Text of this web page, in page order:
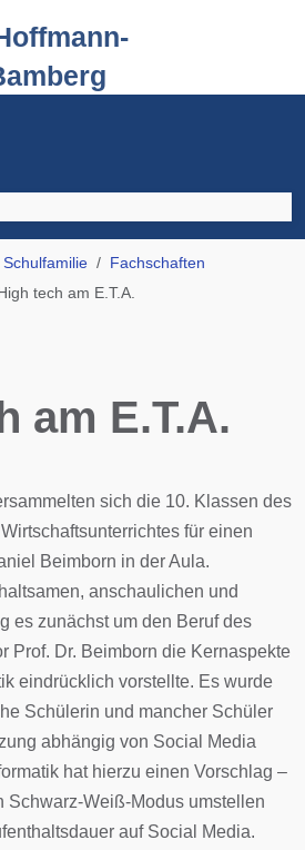
Schulfamilie
Fachschaften
tech am E.T.A.
am E.T.A.
sich die 10. Klassen des
für einen
Beimborn in der Aula.
anschaulichen und
es zunächst um den Beruf des
Prof. Dr. Beimborn die Kernaspekte
eindrücklich vorstellte. Es wurde
Schülerin und mancher Schüler
abhängig von Social Media
hat hierzu einen Vorschlag –
Schwarz-Weiß-Modus umstellen
auf Social Media.